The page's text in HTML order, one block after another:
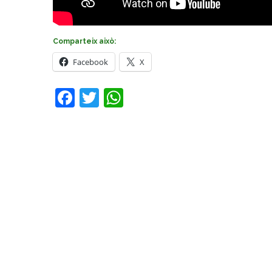
Comparteix això:
Facebook X
Facebook
Twitter